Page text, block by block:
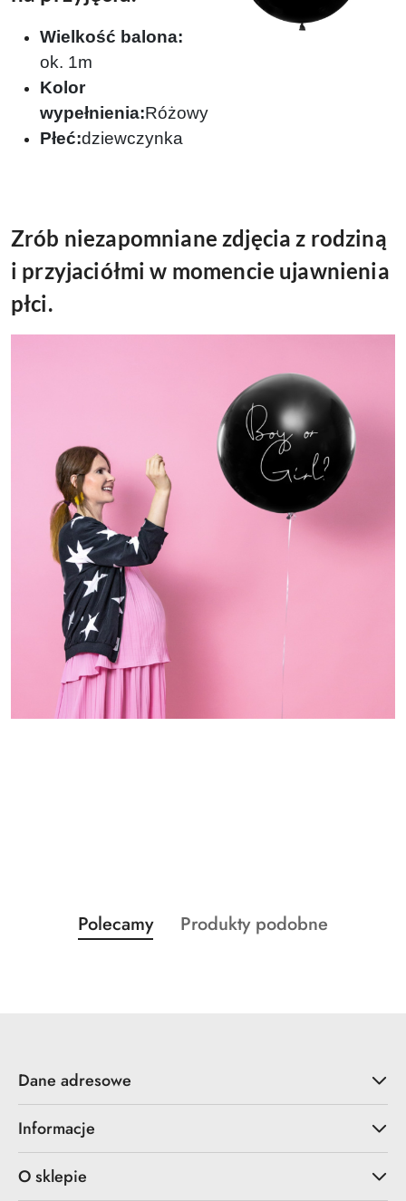
Wielkość balona:
ok. 1m
Kolor
wypełnienia:Różowy
Płeć:dziewczynka
Zrób niezapomniane zdjęcia z rodziną
i przyjaciółmi w momencie ujawnienia
płci.
Pomiń karuzelę produktów
Produkty
o
Polecamy
Produkty
Produkty podobne
Dane adresowe
Informacje
O sklepie